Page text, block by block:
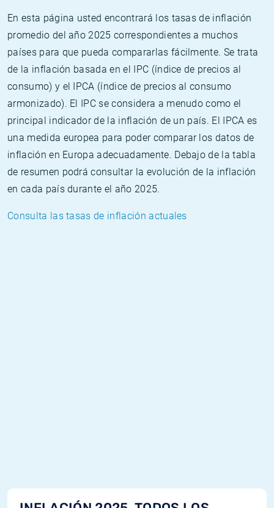
En esta página usted encontrará los tasas de inflación
promedio del año 2025 correspondientes a muchos
países para que pueda compararlas fácilmente. Se trata
de la inflación basada en el IPC (índice de precios al
consumo) y el IPCA (índice de precios al consumo
armonizado). El IPC se considera a menudo como el
principal indicador de la inflación de un país. El IPCA es
una medida europea para poder comparar los datos de
inflación en Europa adecuadamente. Debajo de la tabla
de resumen podrá consultar la evolución de la inflación
en cada país durante el año 2025.
Consulta las tasas de inflación actuales